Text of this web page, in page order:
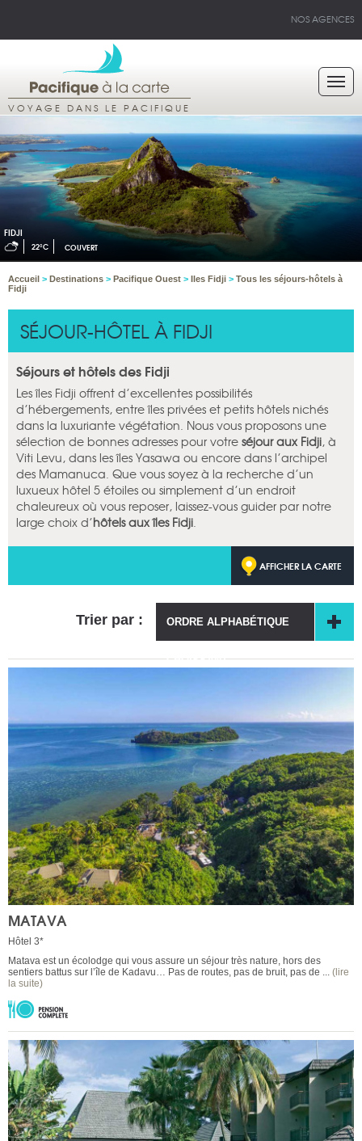
NOS AGENCES
VOYAGE DANS LE PACIFIQUE
FIDJI
22°C COUVERT
Accueil > Destinations > Pacifique Ouest > Iles Fidji > Tous les séjours-hôtels à
Fidji
SÉJOUR-HÔTEL À FIDJI
Séjours et hôtels des Fidji
Les îles Fidji offrent d’excellentes possibilités
d’hébergements, entre îles privées et petits hôtels nichés
dans la luxuriante végétation. Nous vous proposons une
sélection de bonnes adresses pour votre séjour aux Fidji, à
Viti Levu, dans les îles Yasawa ou encore dans l’archipel
des Mamanuca. Que vous soyez à la recherche d’un
luxueux hôtel 5 étoiles ou simplement d’un endroit
chaleureux où vous reposer, laissez-vous guider par notre
large choix d’hôtels aux îles Fidji.
AFFICHER LA CARTE
Trier par : ORDRE ALPHABÉTIQUE
CROISSANT
MATAVA
Hôtel 3*
Matava est un écolodge qui vous assure un séjour très nature, hors des
sentiers battus sur l’île de Kadavu… Pas de routes, pas de bruit, pas de ... (lire
la suite)